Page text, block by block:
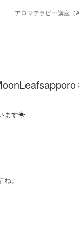
アロマテラピー講座（
ます☀
。